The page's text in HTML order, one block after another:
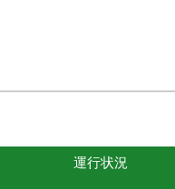
運行状況